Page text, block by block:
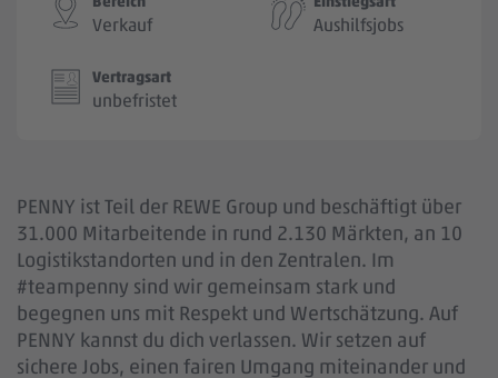
Verkauf Aushilfsjobs
Vertragsart
unbefristet
PENNY ist Teil der REWE Group und beschäftigt über
31.000 Mitarbeitende in rund 2.130 Märkten, an 10
Logistikstandorten und in den Zentralen. Im
#teampenny sind wir gemeinsam stark und
begegnen uns mit Respekt und Wertschätzung. Auf
PENNY kannst du dich verlassen. Wir setzen auf
sichere Jobs, einen fairen Umgang miteinander und